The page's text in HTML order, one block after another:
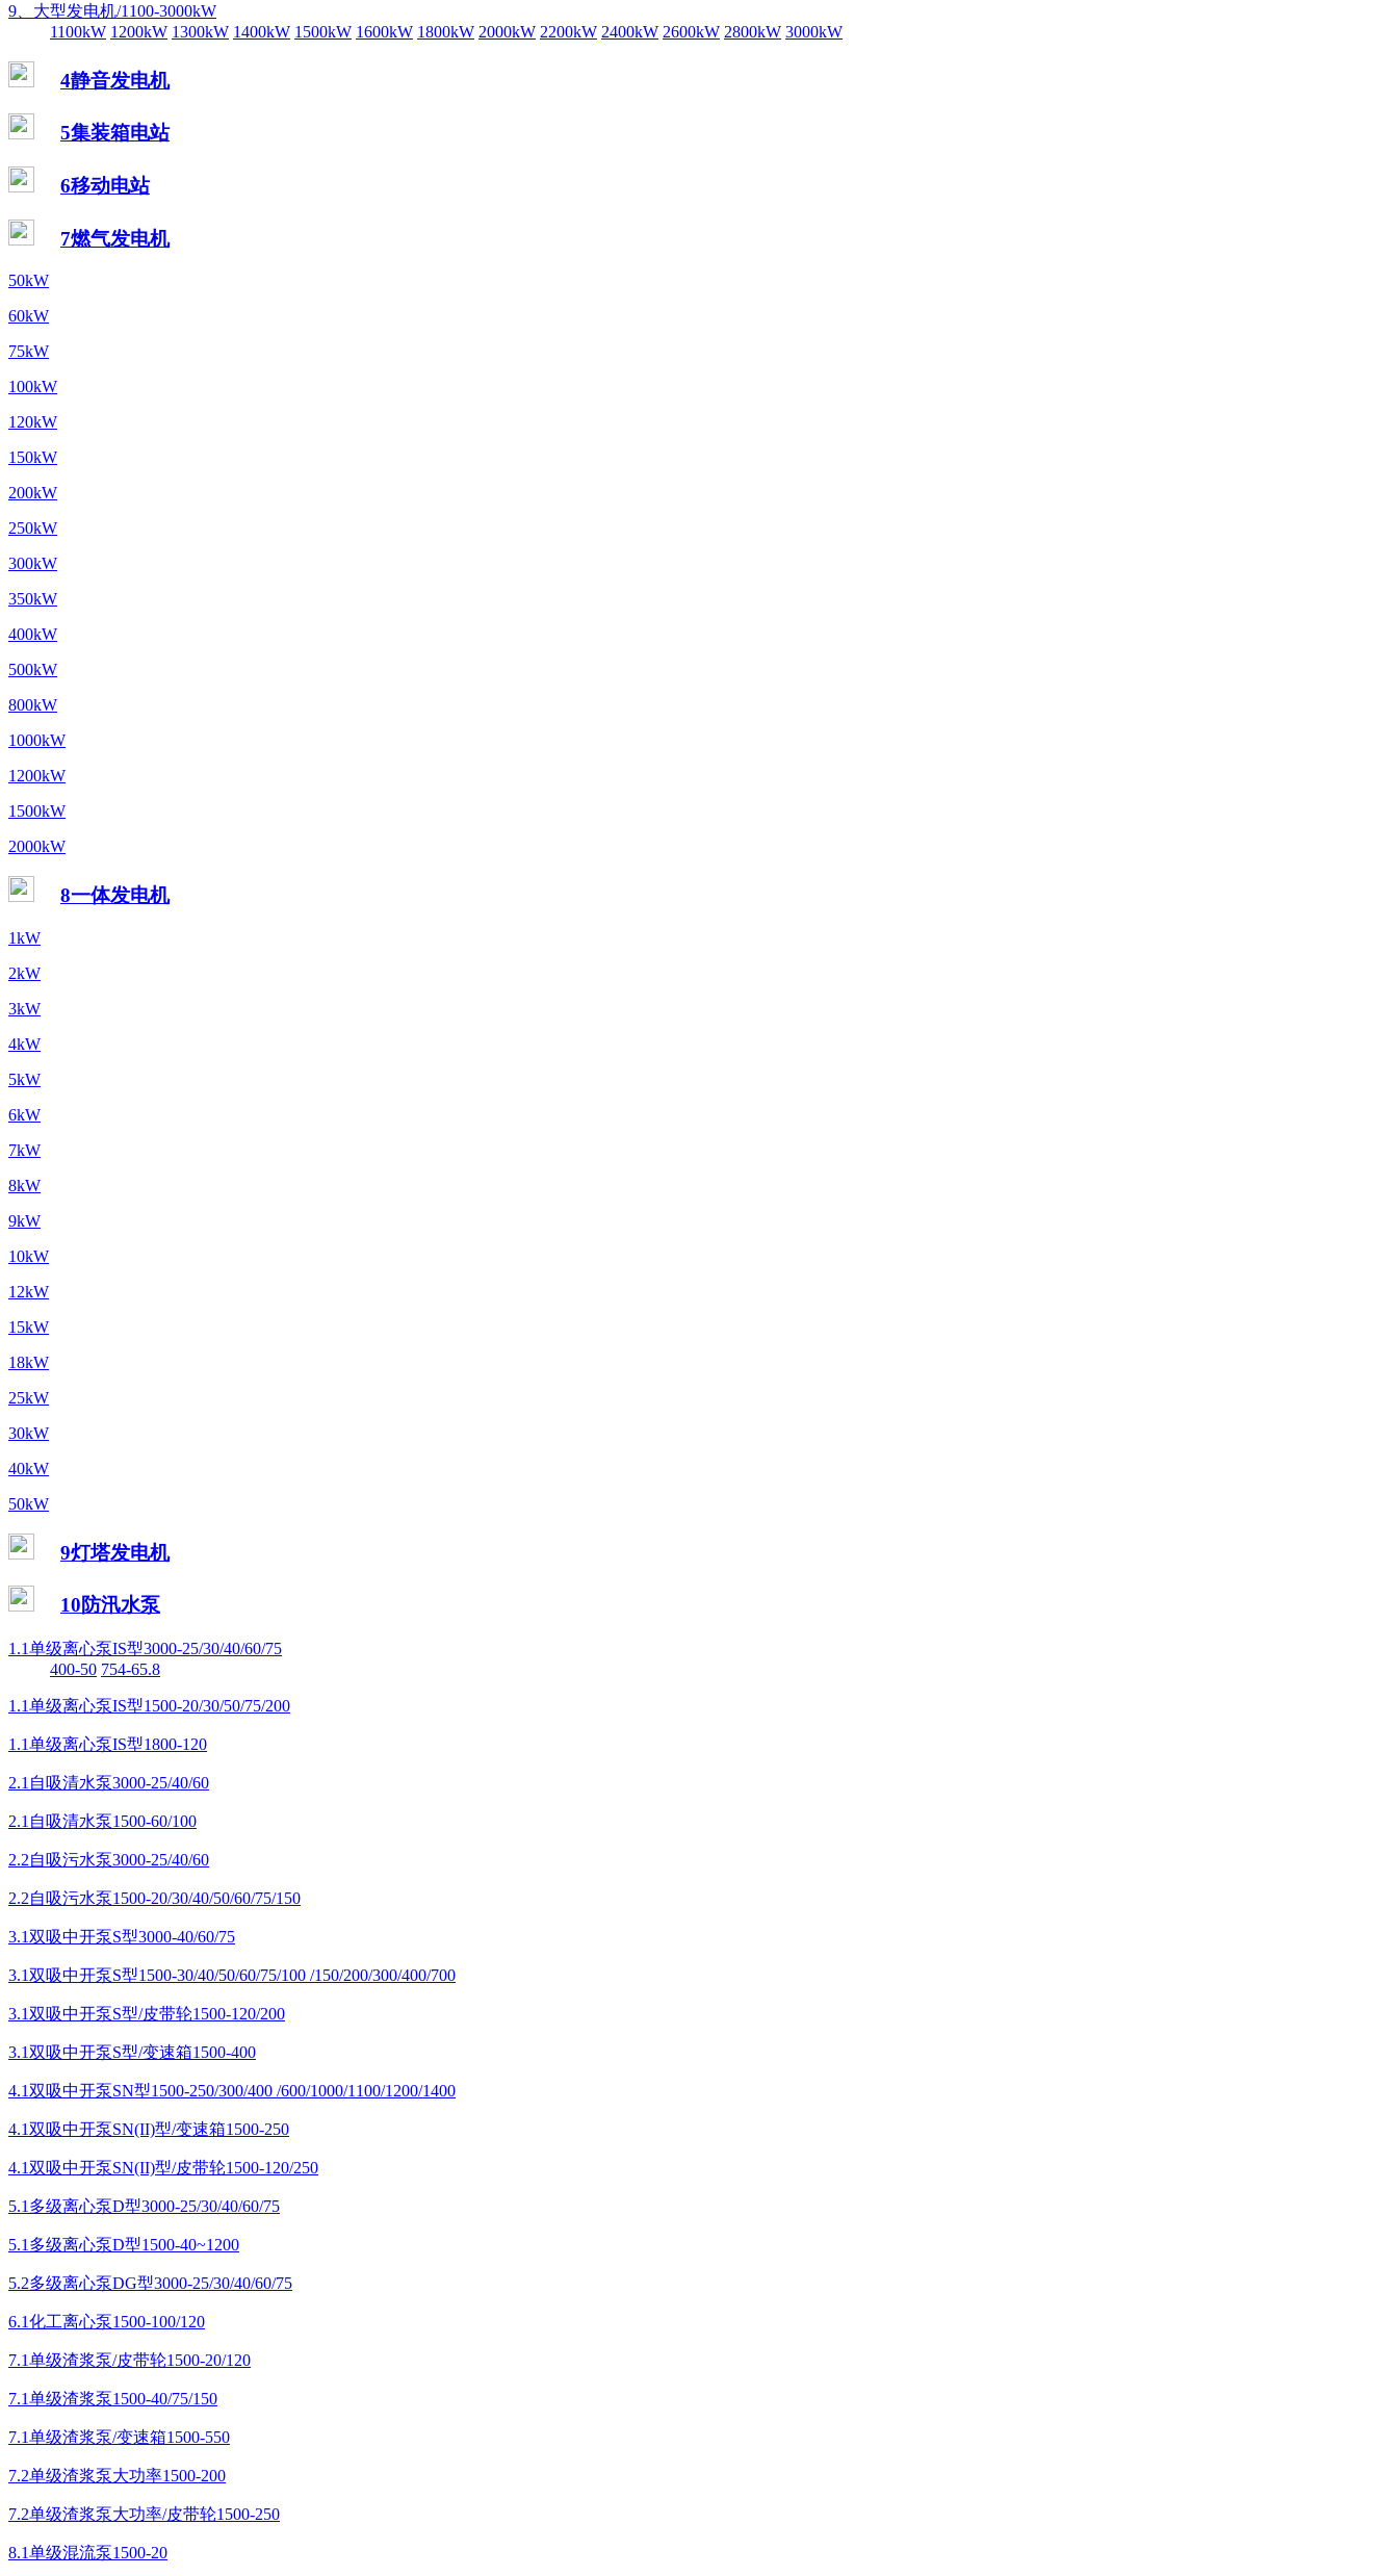
9、大型发电机/1100-3000kW
1100kW 1200kW 1300kW 1400kW 1500kW 1600kW 1800kW 2000kW 2200kW 2400kW 2600kW 2800kW 3000kW
4静音发电机
5集装箱电站
6移动电站
7燃气发电机
50kW
60kW
75kW
100kW
120kW
150kW
200kW
250kW
300kW
350kW
400kW
500kW
800kW
1000kW
1200kW
1500kW
2000kW
8一体发电机
1kW
2kW
3kW
4kW
5kW
6kW
7kW
8kW
9kW
10kW
12kW
15kW
18kW
25kW
30kW
40kW
50kW
9灯塔发电机
10防汛水泵
1.1单级离心泵IS型3000-25/30/40/60/75
400-50 754-65.8
1.1单级离心泵IS型1500-20/30/50/75/200
1.1单级离心泵IS型1800-120
2.1自吸清水泵3000-25/40/60
2.1自吸清水泵1500-60/100
2.2自吸污水泵3000-25/40/60
2.2自吸污水泵1500-20/30/40/50/60/75/150
3.1双吸中开泵S型3000-40/60/75
3.1双吸中开泵S型1500-30/40/50/60/75/100 /150/200/300/400/700
3.1双吸中开泵S型/皮带轮1500-120/200
3.1双吸中开泵S型/变速箱1500-400
4.1双吸中开泵SN型1500-250/300/400 /600/1000/1100/1200/1400
4.1双吸中开泵SN(II)型/变速箱1500-250
4.1双吸中开泵SN(II)型/皮带轮1500-120/250
5.1多级离心泵D型3000-25/30/40/60/75
5.1多级离心泵D型1500-40~1200
5.2多级离心泵DG型3000-25/30/40/60/75
6.1化工离心泵1500-100/120
7.1单级渣浆泵/皮带轮1500-20/120
7.1单级渣浆泵1500-40/75/150
7.1单级渣浆泵/变速箱1500-550
7.2单级渣浆泵大功率1500-200
7.2单级渣浆泵大功率/皮带轮1500-250
8.1单级混流泵1500-20